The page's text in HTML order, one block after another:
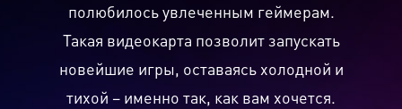
полюбилось увлеченным геймерам.
Такая видеокарта позволит запускать
новейшие игры, оставаясь холодной и
тихой – именно так, как вам хочется.